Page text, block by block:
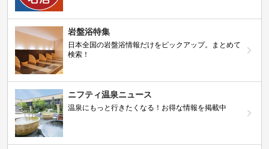
岩盤浴特集
日本全国の岩盤浴情報だけをピックアップ。まとめて
検索！
ニフティ温泉ニュース
温泉にもっと行きたくなる！お得な情報を掲載中